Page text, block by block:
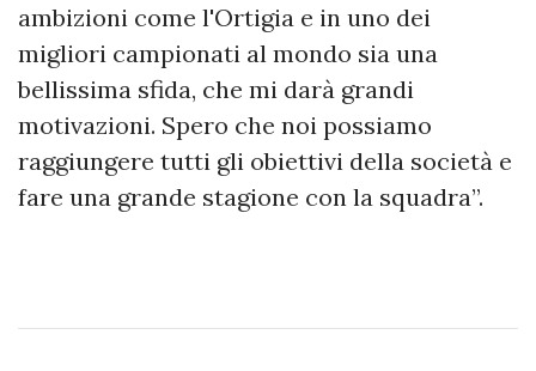
ambizioni come l'Ortigia e in uno dei
migliori campionati al mondo sia una
bellissima sfida, che mi darà grandi
motivazioni. Spero che noi possiamo
raggiungere tutti gli obiettivi della società e
fare una grande stagione con la squadra”.